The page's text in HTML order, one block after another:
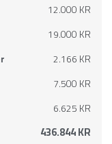
12.000 KR
19.000 KR
2.166 KR
7.500 KR
6.625 KR
436.844 KR